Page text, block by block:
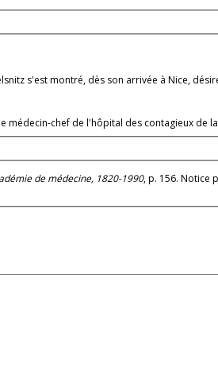
s'est montré, dès son arrivée à Nice,
chef de l'hôpital des contagieux de
de médecine, 1820-1990 , p. 156.